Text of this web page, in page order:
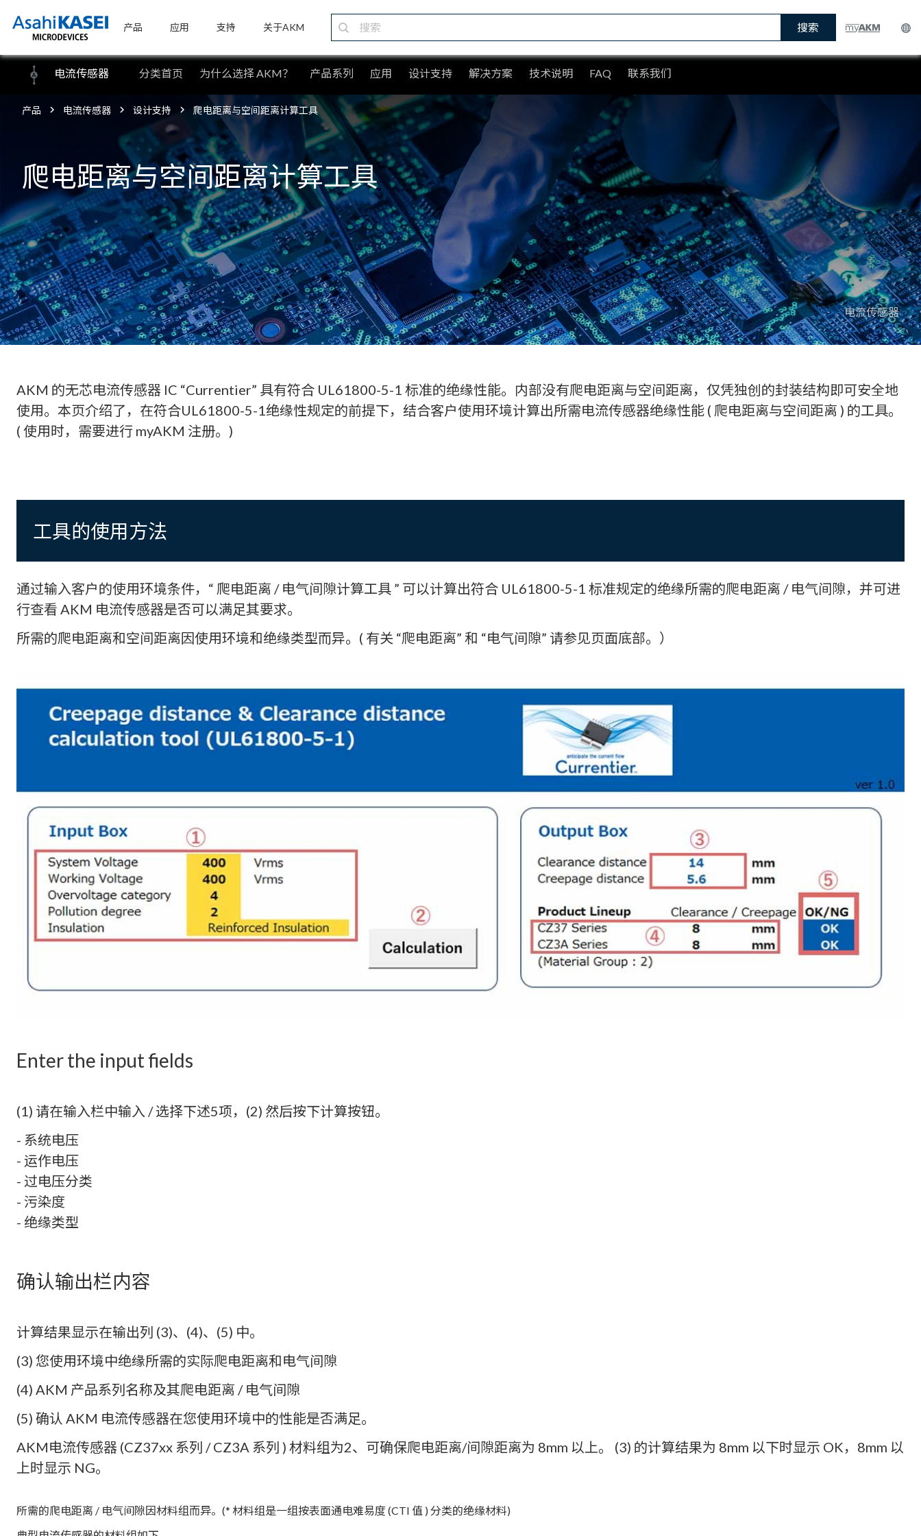
产品 应用 支持 关于AKM 搜索
电流传感器 分类首页 为什么选择 AKM？ 产品系列 应用 设计支持 解决方案 技术说明 FAQ 联系我们
产品 电流传感器 设计支持 爬电距离与空间距离计算工具
爬电距离与空间距离计算工具
电流传感器
AKM 的无芯电流传感器 IC “Currentier” 具有符合 UL61800-5-1 标准的绝缘性能。内部没有爬电距离与空间距离，仅凭独创的封装结构即可安全地
使用。本页介绍了，在符合UL61800-5-1绝缘性规定的前提下，结合客户使用环境计算出所需电流传感器绝缘性能 ( 爬电距离与空间距离 ) 的工具。
( 使用时，需要进行 myAKM 注册。)
工具的使用方法
通过输入客户的使用环境条件，“ 爬电距离 / 电气间隙计算工具 ” 可以计算出符合 UL61800-5-1 标准规定的绝缘所需的爬电距离 / 电气间隙，并可进
行查看 AKM 电流传感器是否可以满足其要求。
所需的爬电距离和空间距离因使用环境和绝缘类型而异。( 有关 “爬电距离” 和 “电气间隙” 请参见页面底部。）
Enter the input fields
(1) 请在输入栏中输入 / 选择下述5项，(2) 然后按下计算按钮。
- 系统电压
- 运作电压
- 过电压分类
- 污染度
- 绝缘类型
确认输出栏内容
计算结果显示在输出列 (3)、(4)、(5) 中。
(3) 您使用环境中绝缘所需的实际爬电距离和电气间隙
(4) AKM 产品系列名称及其爬电距离 / 电气间隙
(5) 确认 AKM 电流传感器在您使用环境中的性能是否满足。
AKM电流传感器 (CZ37xx 系列 / CZ3A 系列 ) 材料组为2、可确保爬电距离/间隙距离为 8mm 以上。 (3) 的计算结果为 8mm 以下时显示 OK，8mm 以
上时显示 NG。
所需的爬电距离 / 电气间隙因材料组而异。(* 材料组是一组按表面通电难易度 (CTI 值 ) 分类的绝缘材料)